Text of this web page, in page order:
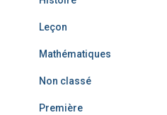
Leçon
Mathématiques
Non classé
Première